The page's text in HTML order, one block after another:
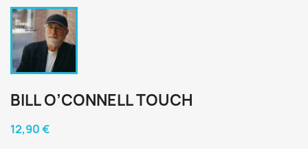
BILL O’CONNELL TOUCH
12,90 €